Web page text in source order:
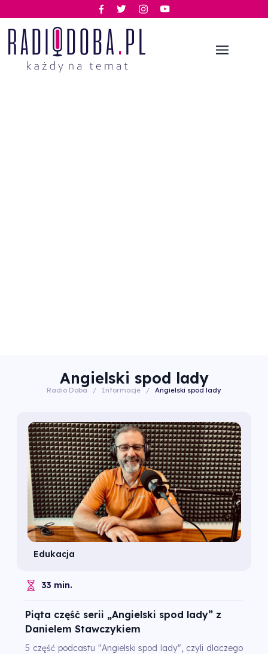
Angielski spod lady
Radio Doba / Informacje / Angielski spod lady
Edukacja
33 min.
Piąta część serii „Angielski spod lady” z
Danielem Stawczykiem
5 część podcastu "Angielski spod lady", czyli dlaczego